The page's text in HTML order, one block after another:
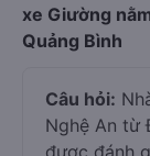
xe Giường
Quảng Bình
Câu hỏi:
Nghệ An từ
được đánh